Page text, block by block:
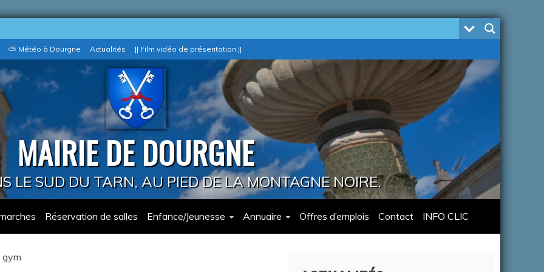
⛅ Météo à Dourgne Actualités || Film vidéo de présentation ||
MAIRIE DE DOURGNE
LE SUD DU TARN, AU PIED DE LA MONTAGNE NOIRE.
Réservation de salles Enfance/Jeunesse Annuaire Offres d’emplois Contact INFO CLIC
gym